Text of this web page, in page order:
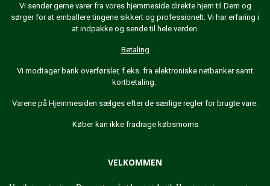
Vi sender gerne varer fra vores hjemmeside direkte hjem til Dem og
sørger for at emballere tingene sikkert og professionelt. Vi har erfaring i
at indpakke og sende til hele verden.
Betaling
Vi modtager bank overførsler, f.eks. fra elektroniske netbanker samt
kortbetaling.
Varene på Hjemmesiden sælges efter de særlige regler for brugte vare.
Køber kan ikke fradrage købsmoms
VELKOMMEN